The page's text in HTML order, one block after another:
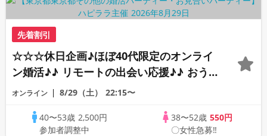
先着割引
☆☆☆休日企画♪ほぼ40代限定のオンライ
ン婚活♪♪ リモートの出会い応援♪♪ おう
ちで乾杯しませんか♪♪ ☆全国の方が対象
PARTY!!
オンライン 8/29（土） 22:15〜
40〜53歳 2,500円
参加者調整中
38〜52歳 550円
〇女性急募‼